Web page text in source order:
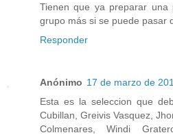
Tienen que ya preparar una
grupo más si se puede pasar
Responder
Anónimo 17 de marzo de
Esta es la seleccion que
Cubillan, Greivis Vasquez,
Colmenares, Windi